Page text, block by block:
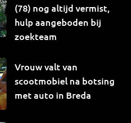
(78) nog altijd vermist,
hulp aangeboden bij
zoekteam
Vrouw valt van
scootmobiel na botsing
met auto in Breda